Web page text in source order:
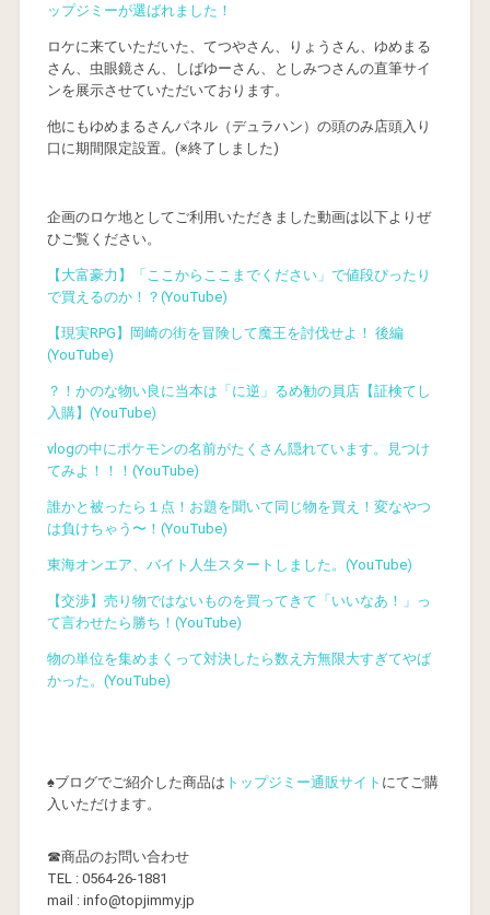
ップジミーが選ばれました！
ロケに来ていただいた、てつやさん、りょうさん、ゆめまる
さん、虫眼鏡さん、しばゆーさん、としみつさんの直筆サイ
ンを展示させていただいております。
他にもゆめまるさんパネル（デュラハン）の頭のみ店頭入り
口に期間限定設置。(※終了しました)
企画のロケ地としてご利用いただきました動画は以下よりぜ
ひご覧ください。
【大富豪力】「ここからここまでください」で値段ぴったり
で買えるのか！？(YouTube)
【現実RPG】岡崎の街を冒険して魔王を討伐せよ！ 後編
(YouTube)
？！かのな物い良に当本は「に逆」るめ勧の員店【証検てし
入購】(YouTube)
vlogの中にポケモンの名前がたくさん隠れています。見つけ
てみよ！！！(YouTube)
誰かと被ったら１点！お題を聞いて同じ物を買え！変なやつ
は負けちゃう〜！(YouTube)
東海オンエア、バイト人生スタートしました。(YouTube)
【交渉】売り物ではないものを買ってきて「いいなあ！」っ
て言わせたら勝ち！(YouTube)
物の単位を集めまくって対決したら数え方無限大すぎてやば
かった。(YouTube)
♠ブログでご紹介した商品は トップジミー通販サイト にてご購
入いただけます。
☎商品のお問い合わせ
TEL : 0564-26-1881
mail : info@topjimmy.jp